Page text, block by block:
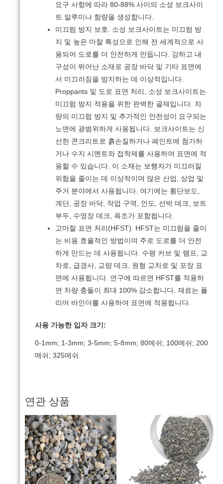
요구 사항에 따라 80-88% 사이의 소성 보크사이
트 알루미나 함량을 생성합니다.
미끄럼 방지 보호. 소성 보크사이트는 미끄럼 방
지 및 높은 마찰 특성으로 인해 전 세계적으로 사
용되어 도로를 더 안전하게 만듭니다. 강하고 내
구성이 뛰어난 소재로 공장 바닥 및 기타 표면에
서 미끄러짐을 방지하는 데 이상적입니다.
Proppants 및 도로 표면 처리, 소성 보크사이트는
미끄럼 방지 적용을 위한 완벽한 골재입니다. 차
량의 미끄럼 방지 및 추가적인 안전성이 요구되는
노면에 광범위하게 사용됩니다.
보크사이트는 신
선한 콘크리트로 흙손질하거나 페인트에 첨가하
거나 수지 시멘트와 접착제를 사용하여 표면에 적
용할 수 있습니다. 이 소재는 보행자가 미끄러질
위험을 줄이는 데 이상적이며 많은 산업, 상업 및
주거 분야에서 사용됩니다. 여기에는 횡단보도,
계단, 공장 바닥, 작업 구역, 인도, 선박 데크, 보트
부두, 수영장 데크, 욕조가 포함됩니다.
고마찰 표면 처리(HFST).
HFST는 미끄럼을 줄이
는 비용 효율적인 방법이며 주로 도로를 더 안전
하게 만드는 데 사용됩니다. 수평 커브 및 램프, 교
차로, 급경사, 교량 데크, 원형 교차로 및 포장 표
면에 사용됩니다. 연구에 따르면 HFST를 적용하
면 차량 충돌이 최대 100% 감소합니다.재료는 폴
리머 바인더를 사용하여 표면에 적용됩니다.
사용 가능한 입자 크기:
0-1mm; 1-3mm; 3-5mm; 5-8mm; 80메쉬; 100메쉬; 200
메쉬; 325메쉬.
연관 상품